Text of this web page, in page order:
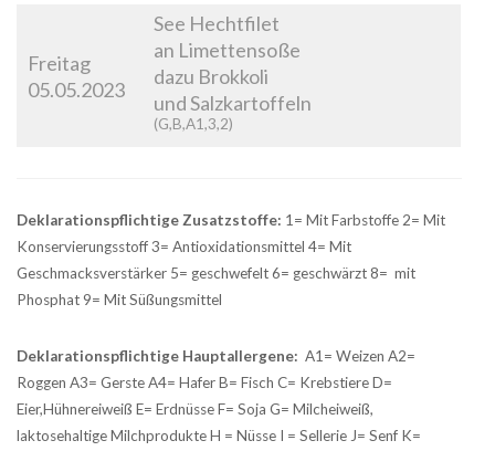
Freitag
05.05.2023
See Hechtfilet
an Limettensoße
dazu Brokkoli
und Salzkartoffeln
(G,B,A1,3,2)
Deklarationspflichtige Zusatzstoffe: 1= Mit Farbstoffe 2= Mit
Konservierungsstoff 3= Antioxidationsmittel 4= Mit
Geschmacksverstärker 5= geschwefelt 6= geschwärzt 8= mit
Phosphat 9= Mit Süßungsmittel
Deklarationspflichtige Hauptallergene: A1= Weizen A2=
Roggen A3= Gerste A4= Hafer B= Fisch C= Krebstiere D=
Eier,Hühnereiweiß E= Erdnüsse F= Soja G= Milcheiweiß,
laktosehaltige Milchprodukte H = Nüsse I = Sellerie J= Senf K=